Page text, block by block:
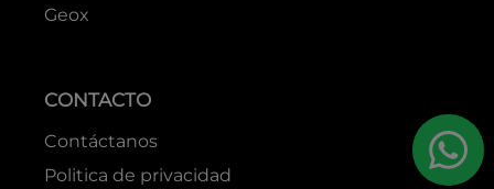
Geox
CONTACTO
Contáctanos
Politica de privacidad